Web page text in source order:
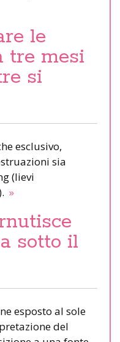
le
tre mesi
si
esclusivo,
sia
(lievi
»
sotto il
esposto al sole
del